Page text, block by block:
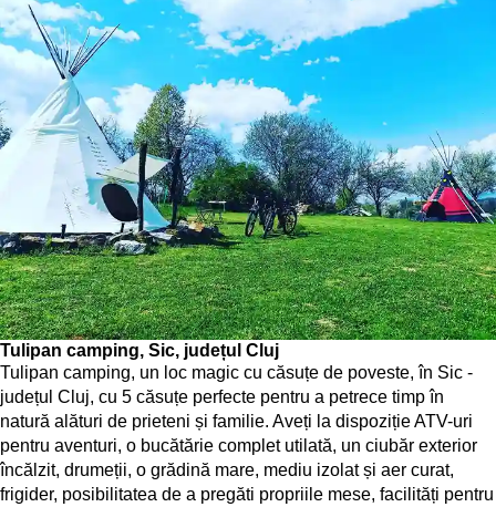
Tulipan camping, Sic, județul Cluj
Tulipan camping, un loc magic cu căsuțe de poveste, în Sic -
județul Cluj, cu 5 căsuțe perfecte pentru a petrece timp în
natură alături de prieteni și familie. Aveți la dispoziție ATV-uri
pentru aventuri, o bucătărie complet utilată, un ciubăr exterior
încălzit, drumeții, o grădină mare, mediu izolat și aer curat,
frigider, posibilitatea de a pregăti propriile mese, facilități pentru